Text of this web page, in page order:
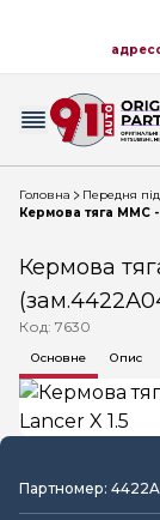
Головна
Передня
Кермова тяга MMC
Кермова
Код: 7630
Основне Опис
Партномер: